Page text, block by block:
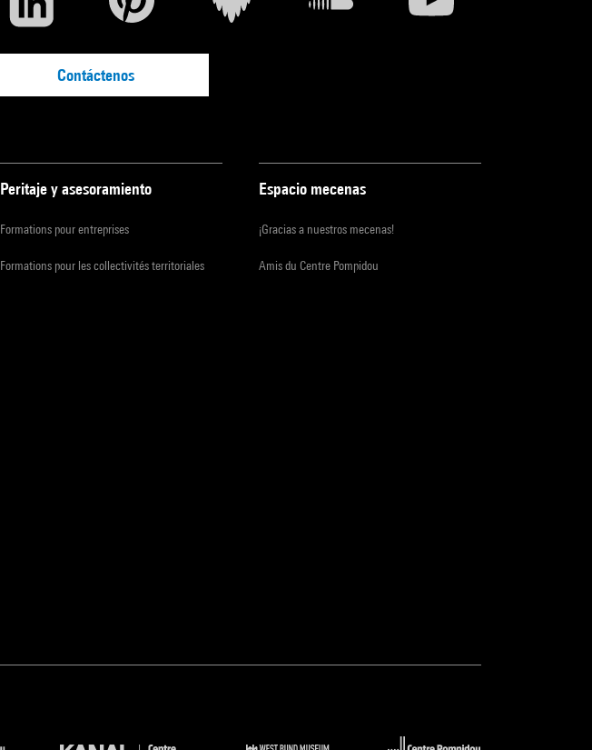
Contáctenos
Peritaje y asesoramiento
Formations pour entreprises
Formations pour les collectivités territoriales
Espacio mecenas
¡Gracias a nuestros mecenas!
Amis du Centre Pompidou